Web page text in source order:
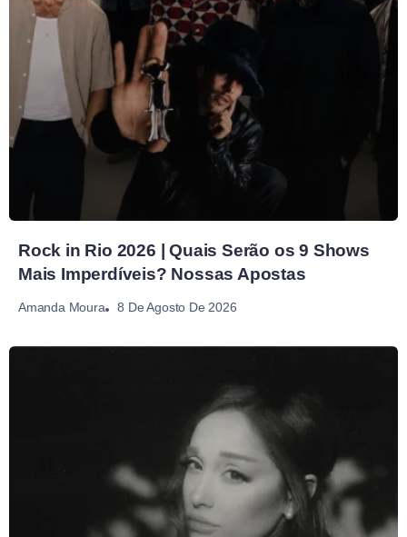
Rock in Rio 2026 | Quais Serão os 9 Shows
Mais Imperdíveis? Nossas Apostas
Amanda Moura 8 De Agosto De 2026